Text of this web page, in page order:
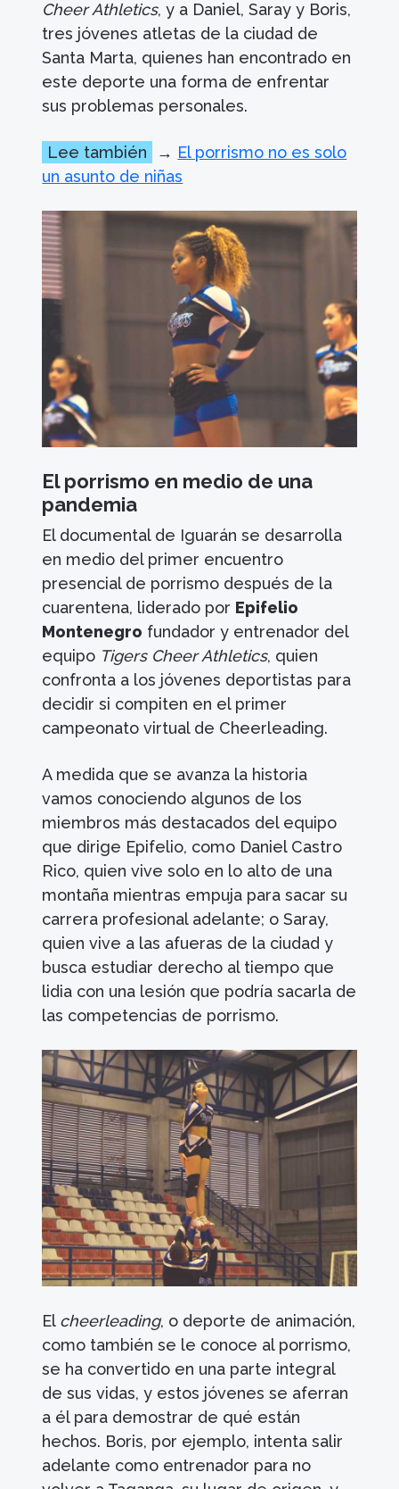
Cheer Athletics, y a Daniel, Saray y Boris,
tres jóvenes atletas de la ciudad de
Santa Marta, quienes han encontrado en
este deporte una forma de enfrentar
sus problemas personales.
Lee también → El porrismo no es solo
un asunto de niñas
El porrismo en medio de una
pandemia
El documental de Iguarán se desarrolla
en medio del primer encuentro
presencial de porrismo después de la
cuarentena, liderado por Epifelio
Montenegro fundador y entrenador del
equipo Tigers Cheer Athletics, quien
confronta a los jóvenes deportistas para
decidir si compiten en el primer
campeonato virtual de Cheerleading.
A medida que se avanza la historia
vamos conociendo algunos de los
miembros más destacados del equipo
que dirige Epifelio, como Daniel Castro
Rico, quien vive solo en lo alto de una
montaña mientras empuja para sacar su
carrera profesional adelante; o Saray,
quien vive a las afueras de la ciudad y
busca estudiar derecho al tiempo que
lidia con una lesión que podría sacarla de
las competencias de porrismo.
El cheerleading, o deporte de animación,
como también se le conoce al porrismo,
se ha convertido en una parte integral
de sus vidas, y estos jóvenes se aferran
a él para demostrar de qué están
hechos. Boris, por ejemplo, intenta salir
adelante como entrenador para no